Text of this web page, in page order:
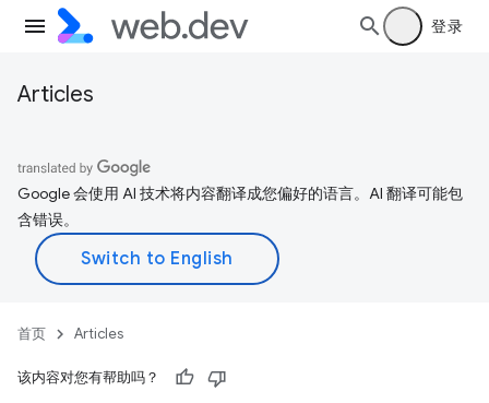
登录
Articles
Google 会使用 AI 技术将内容翻译成您偏好的语言。AI 翻译可能包
含错误。
首页 Articles
该内容对您有帮助吗？